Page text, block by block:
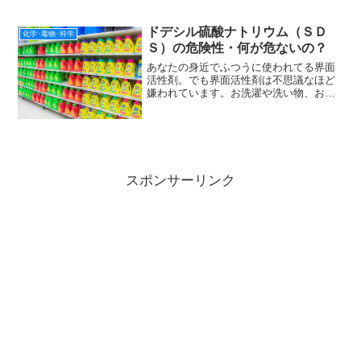
じゃがいもを食べて食中毒になった事件
が何度か報告されています。...
化学･毒物･科学
ドデシル硫酸ナトリウム（ＳＤ
Ｓ）の危険性・何が危ないの？
あなたの身近でふつうに使われてる界面
活性剤。でも界面活性剤は不思議なほど
嫌われています。お洗濯や洗い物、お風
スポンサーリンク